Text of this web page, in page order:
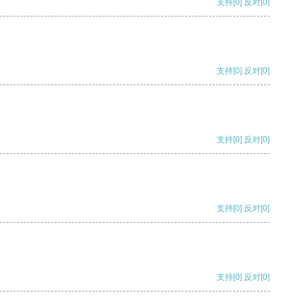
支持 [0] 反对 [0]
支持[0] 反对[0]
支持[0] 反对[0]
支持[0] 反对[0]
支持[0] 反对[0]